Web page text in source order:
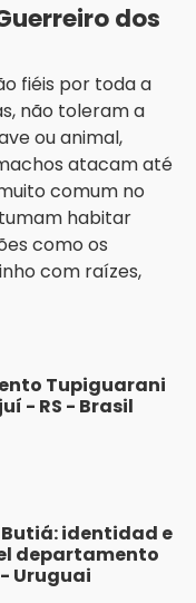
dos
fiéis por toda a
não toleram a
ou animal,
atacam até
comum no
habitar
como os
com raízes,
Tupiguarani
- RS - Brasil
identidad e
departamento
Uruguai